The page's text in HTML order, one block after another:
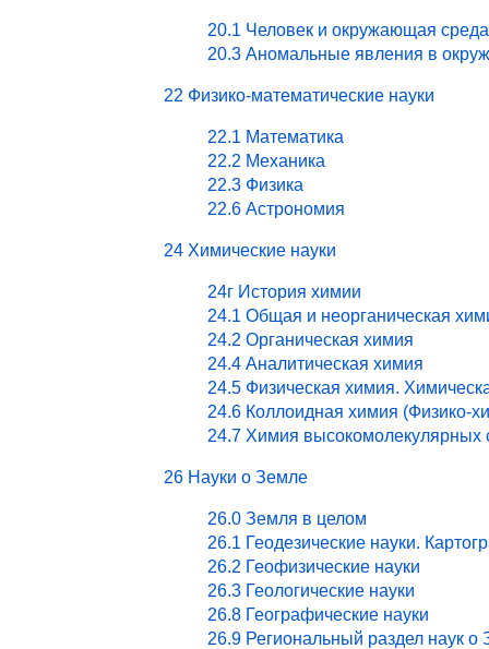
20.1 Человек и окружающая
20.3 Аномальные явления в
22 Физико-математические науки
22.1 Математика
22.2 Механика
22.3 Физика
22.6 Астрономия
24 Химические науки
24г История химии
24.1 Общая и неорганическая
24.2 Органическая химия
24.4 Аналитическая химия
24.5 Физическая химия.
24.6 Коллоидная химия (Физико-
24.7 Химия высокомолекулярных
26 Науки о Земле
26.0 Земля в целом
26.1 Геодезические науки.
26.2 Геофизические науки
26.3 Геологические науки
26.8 Географические науки
26.9 Региональный раздел наук о